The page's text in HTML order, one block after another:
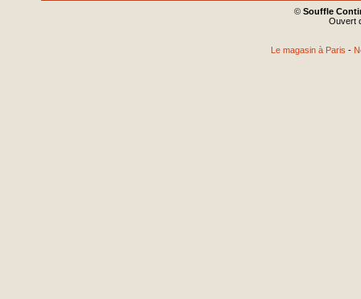
© Souffle
Ouvert
Le magasin à Paris -